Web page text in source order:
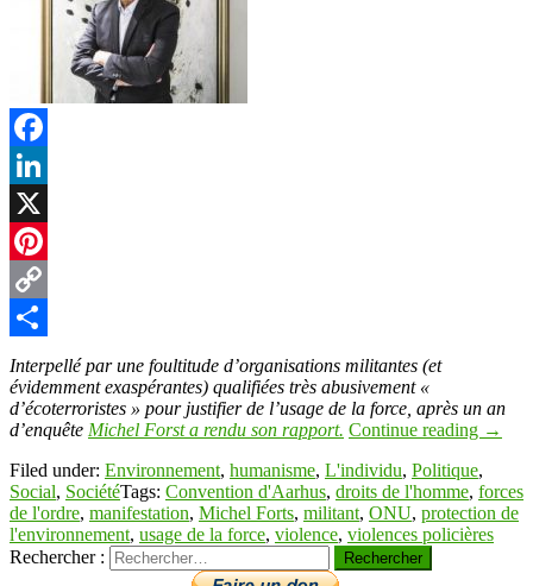
Facebook
LinkedIn
X
Pinterest
Copy
Link
Partager
Interpellé par une foultitude d’organisations militantes (et
évidemment exaspérantes) qualifiées très abusivement «
d’écoterroristes » pour justifier de l’usage de la force, après un an
d’enquête Michel Forst a rendu son rapport. Continue reading →
Filed under: Environnement, humanisme, L'individu, Politique,
Social, SociétéTags: Convention d'Aarhus, droits de l'homme, forces
de l'ordre, manifestation, Michel Forts, militant, ONU, protection de
l'environnement, usage de la force, violence, violences policières
Rechercher :